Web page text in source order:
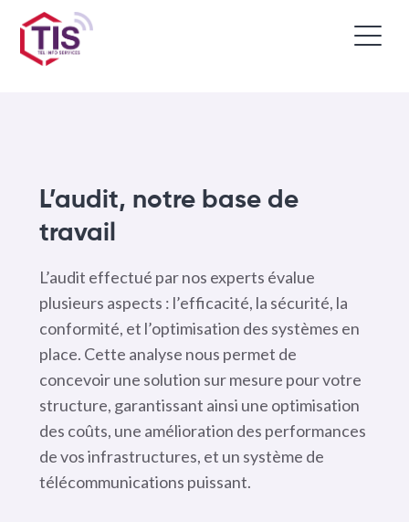
L’audit, notre base de
travail
L’audit effectué par nos experts évalue
plusieurs aspects : l’efficacité, la sécurité, la
conformité, et l’optimisation des systèmes en
place. Cette analyse nous permet de
concevoir une solution sur mesure pour votre
structure, garantissant ainsi une optimisation
des coûts, une amélioration des performances
de vos infrastructures, et un système de
télécommunications puissant.